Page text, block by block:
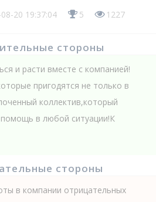
20 19:37:04 5 1227
стороны
и расти вместе с компанией!
пригодятся не только в
коллектив,который
помощь в любой ситуации!К
стороны
в компании отрицательных